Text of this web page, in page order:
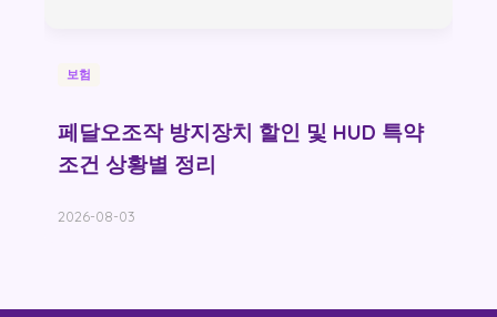
보험
페달오조작 방지장치 할인 및 HUD 특약
조건 상황별 정리
2026-08-03